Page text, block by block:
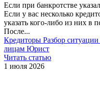
Если при банкротстве
Если у вас несколько
указать кого-либо из них в
После...
Кредиторы Разбор ситуации
лицам Юрист
Читать статью
1 июля 2026